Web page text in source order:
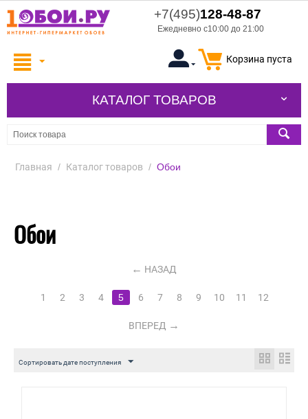
+7(495)128-48-87
Ежедневно с10:00 до 21:00
Корзина пуста
КАТАЛОГ ТОВАРОВ
Главная / Каталог товаров / Обои
Обои
НАЗАД
1 2 3 4 5 6 7 8 9 10 11 12
ВПЕРЕД
Сортировать дате поступления